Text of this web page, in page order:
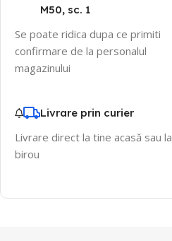
M50, sc. 1
Se poate ridica dupa ce primiti
confirmare de la personalul
magazinului
Livrare prin curier
Livrare direct la tine acasă sau la
birou